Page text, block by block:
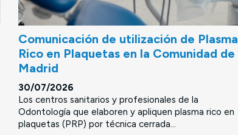
Comunicación de utilización de Plasma
Rico en Plaquetas en la Comunidad de
Madrid
30/07/2026
Los centros sanitarios y profesionales de la
Odontología que elaboren y apliquen plasma rico en
plaquetas (PRP) por técnica cerrada...